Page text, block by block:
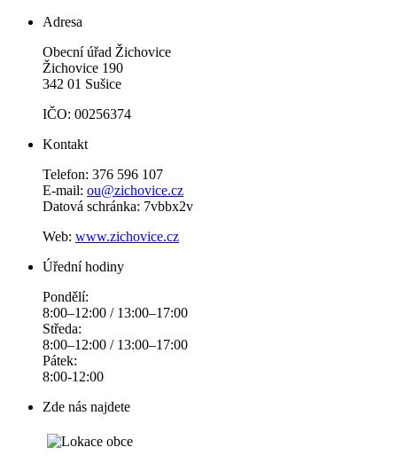
Adresa
Obecní úřad Žichovice
Žichovice 190
342 01 Sušice
IČO: 00256374
Kontakt
Telefon: 376 596 107
E-mail: ou@zichovice.cz
Datová schránka: 7vbbx2v
Web: www.zichovice.cz
Úřední hodiny
Pondělí:
8:00–12:00 / 13:00–17:00
Středa:
8:00–12:00 / 13:00–17:00
Pátek:
8:00-12:00
Zde nás najdete